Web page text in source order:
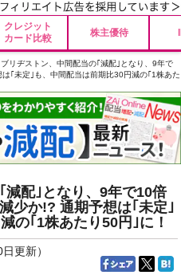
クレジット
カード比較
株主優待
ブリヂストン、中間配当の｢減配｣となり、9年で
｢未定｣も、中間配当は前期比30円減の｢1株あた
減配｣となり、9年で10倍
少か!? 通期予想は｢未定｣
の｢1株あたり50円｣に！
更新）